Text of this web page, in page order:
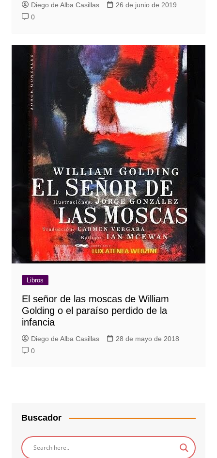
Diego de Alba Casillas
26 de junio de 2019
0
Libros
El señor de las moscas de William
Golding o el paraíso perdido de la
infancia
Diego de Alba Casillas
28 de mayo de 2018
0
Buscador